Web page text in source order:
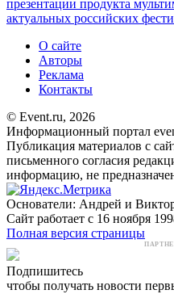
презентации продукта
актуальных российских
О сайте
Авторы
Реклама
Контакты
© Event.ru, 2026
Информационный портал
Публикация материалов с
письменного согласия
информацию, не
Основатели: Андрей и
Сайт работает с 16 ноября
Полная версия страницы
Подпишитесь
чтобы получать новости